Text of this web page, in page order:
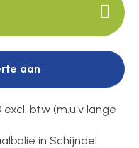
aan
excl. btw (m.u.v lange
in Schijndel